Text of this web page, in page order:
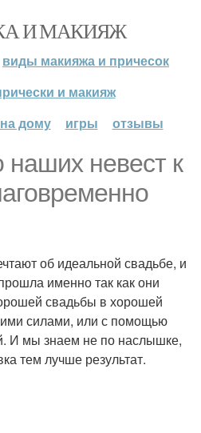
И МАКИЯЖ
виды макияжа и причесок
и макияж
дому
игры отзывы
невест к
об идеальной свадьбе, и
именно так как они
свадьбы в хорошей
силами, или с помощью
И мы знаем не по наслышке,
тем лучше результат.